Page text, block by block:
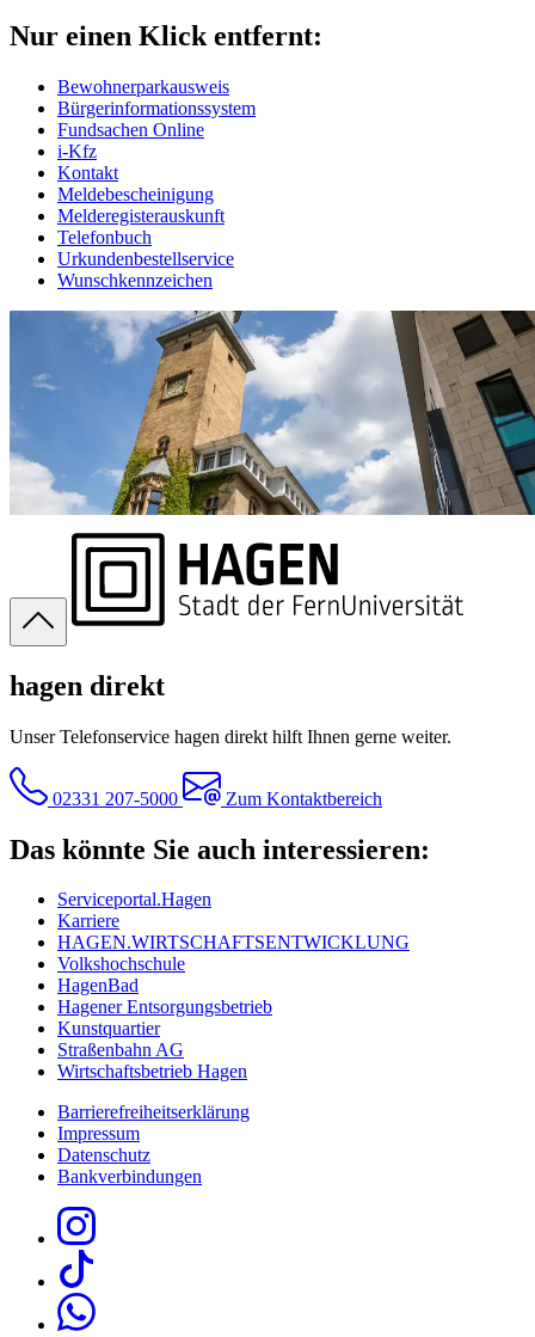
Nur einen Klick entfernt:
Bewohnerparkausweis
Bürgerinformationssystem
Fundsachen Online
i-Kfz
Kontakt
Meldebescheinigung
Melderegisterauskunft
Telefonbuch
Urkundenbestellservice
Wunschkennzeichen
hagen direkt
Unser Telefonservice hagen direkt hilft Ihnen gerne weiter.
02331 207-5000 Zum Kontaktbereich
Das könnte Sie auch interessieren:
Serviceportal.Hagen
Karriere
HAGEN.WIRTSCHAFTSENTWICKLUNG
Volkshochschule
HagenBad
Hagener Entsorgungsbetrieb
Kunstquartier
Straßenbahn AG
Wirtschaftsbetrieb Hagen
Barrierefreiheitserklärung
Impressum
Datenschutz
Bankverbindungen